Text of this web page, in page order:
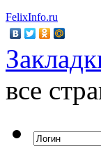
FelixInfo.ru
все